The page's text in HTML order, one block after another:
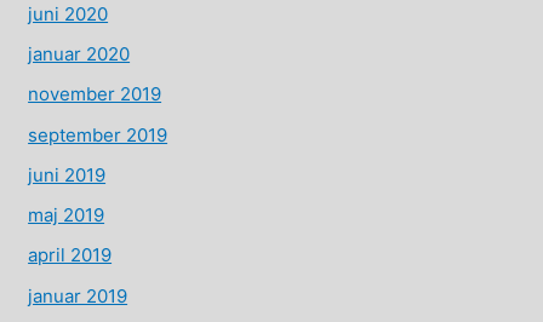
juni 2020
januar 2020
november 2019
september 2019
juni 2019
maj 2019
april 2019
januar 2019